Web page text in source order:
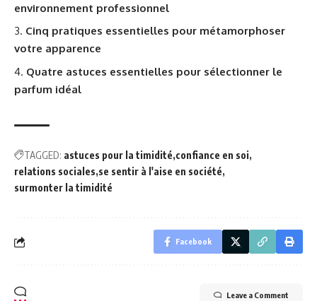
environnement professionnel
Cinq pratiques essentielles pour métamorphoser
votre apparence
Quatre astuces essentielles pour sélectionner le
parfum idéal
TAGGED: astuces pour la timidité confiance en soi
relations sociales se sentir à l'aise en société
surmonter la timidité
Facebook
Leave a Comment